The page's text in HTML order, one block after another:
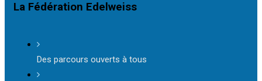
La Fédération Edelweiss
Des parcours ouverts à tous